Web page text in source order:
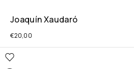
Joaquín Xaudaró
€20,00